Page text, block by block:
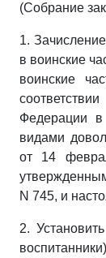
(Собрание
1.
в воинские
воинские
Федерации в
видами
от 14
N 745, и
2.